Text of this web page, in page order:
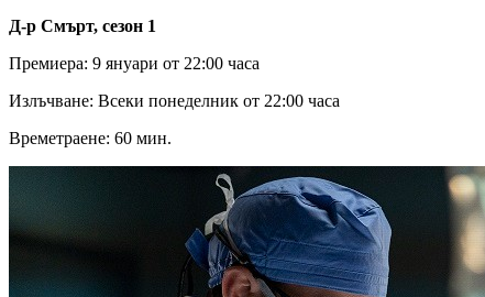
Д-р Смърт, сезон 1
Премиера: 9 януари от 22:00 часа
Излъчване: Всеки понеделник от 22:00 часа
Времетраене: 60 мин.